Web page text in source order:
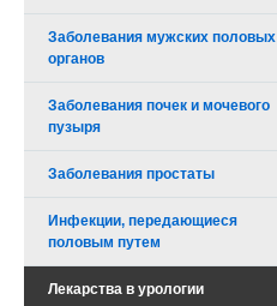
Заболевания мужских половых
органов
Заболевания почек и мочевого
пузыря
Заболевания простаты
Инфекции, передающиеся
половым путем
Лекарства в урологии